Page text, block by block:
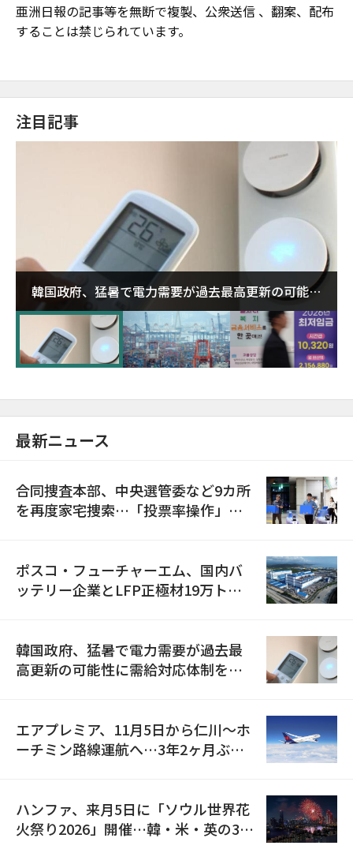
亜洲日報の記事等を無断で複製、公衆送信 、翻案、配布
することは禁じられています。
注目記事
韓国政府、猛暑で電力需要が過去最高更新の可能性
に需給対応体制を点検
最新ニュース
合同捜査本部、中央選管委など9カ所
を再度家宅捜索…「投票率操作」の
ポスコ・フューチャーエム、国内バ
ッテリー企業とLFP正極材19万トン
韓国政府、猛暑で電力需要が過去最
高更新の可能性に需給対応体制を点
エアプレミア、11月5日から仁川〜ホ
ーチミン路線運航へ…3年2ヶ月ぶり
ハンファ、来月5日に「ソウル世界花
火祭り2026」開催…韓・米・英の3カ